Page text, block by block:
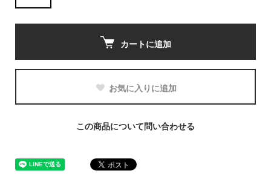
カートに追加
お気に入りに追加
この商品について問い合わせる